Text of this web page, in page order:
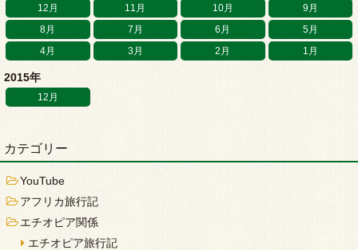
12月 11月 10月
9月
8月
7月 6月
5月
4月
3月 2月 1月
2015年
12月
カテゴリー
YouTube
アフリカ旅行記
エチオピア関係
エチオピア旅行記